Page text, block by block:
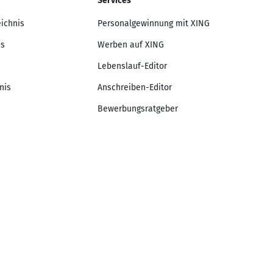
Personalgewinnung mit XING
Werben auf XING
Lebenslauf-Editor
Anschreiben-Editor
Bewerbungsratgeber